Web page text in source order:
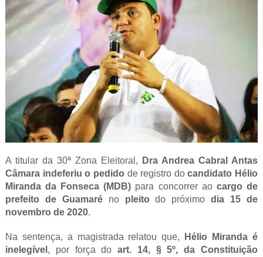
A titular da 30ª Zona Eleitoral,
Dra Andrea Cabral Antas
Câmara indeferiu o pedido de registro docandidato Hélio
Miranda da Fonseca (MDB) para concorrer ao cargo de
prefeito de Guamaréno pleito do próximodia 15 de
novembro de 2020.
Na sentença, a magistrada relatou que,
Hélio Miranda é
inelegível , por força doart. 14, § 5º, da Constituição